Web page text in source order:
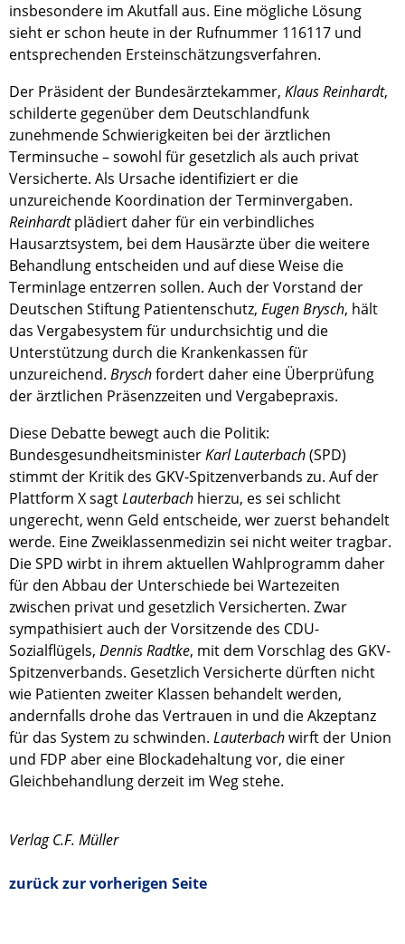
insbesondere im Akutfall aus. Eine mögliche Lösung
sieht er schon heute in der Rufnummer 116117 und
entsprechenden Ersteinschätzungsverfahren.
Der Präsident der Bundesärztekammer, Klaus Reinhardt,
schilderte gegenüber dem Deutschlandfunk
zunehmende Schwierigkeiten bei der ärztlichen
Terminsuche – sowohl für gesetzlich als auch privat
Versicherte. Als Ursache identifiziert er die
unzureichende Koordination der Terminvergaben.
Reinhardtplädiert daher für ein verbindliches
Hausarztsystem, bei dem Hausärzte über die weitere
Behandlung entscheiden und auf diese Weise die
Terminlage entzerren sollen. Auch der Vorstand der
Deutschen Stiftung Patientenschutz, Eugen Brysch, hält
das Vergabesystem für undurchsichtig und die
Unterstützung durch die Krankenkassen für
unzureichend. Bryschfordert daher eine Überprüfung
der ärztlichen Präsenzzeiten und Vergabepraxis.
Diese Debatte bewegt auch die Politik:
BundesgesundheitsministerKarl Lauterbach(SPD)
stimmt der Kritik des GKV-Spitzenverbands zu. Auf der
Plattform X sagtLauterbach hierzu, es sei schlicht
ungerecht, wenn Geld entscheide, wer zuerst behandelt
werde. Eine Zweiklassenmedizin sei nicht weiter tragbar.
Die SPD wirbt in ihrem aktuellen Wahlprogramm daher
für den Abbau der Unterschiede bei Wartezeiten
zwischen privat und gesetzlich Versicherten. Zwar
sympathisiert auch der Vorsitzende des CDU-
Sozialflügels, Dennis Radtke, mit dem Vorschlag des GKV-
Spitzenverbands. Gesetzlich Versicherte dürften nicht
wie Patienten zweiter Klassen behandelt werden,
andernfalls drohe das Vertrauen in und die Akzeptanz
für das System zu schwinden. Lauterbachwirft der Union
und FDP aber eine Blockadehaltung vor, die einer
Gleichbehandlung derzeit im Weg stehe.
Verlag C.F. Müller
zurück zur vorherigen Seite